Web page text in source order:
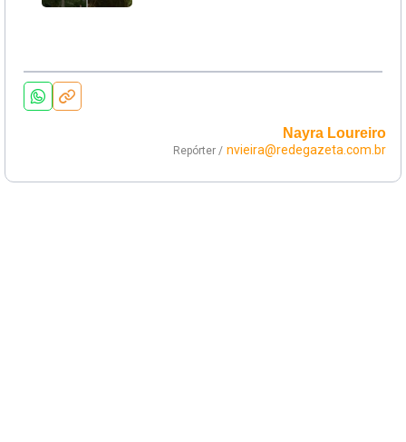
Nayra Loureiro
Repórter / nvieira@redegazeta.com.br